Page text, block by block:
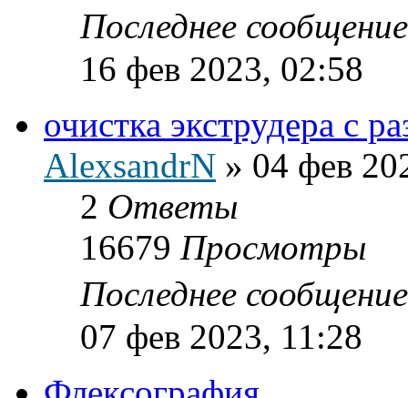
Последнее
16 фев 2023, 02:58
очистка экструдера с
AlexsandrN » 04 фев
2 Ответы
16679 Просмотры
Последнее
07 фев 2023, 11:28